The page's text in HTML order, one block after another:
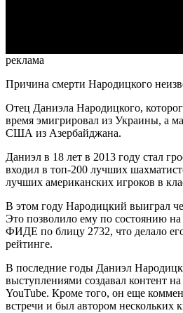
реклама
Причина смерти Народицкого
Отец Даниэла Народицкого,
время эмигрировал из Украины, а
США из Азербайджана.
Даниэл в 18 лет в 2013 году стал
входил в топ-200 лучших
лучших американских игроков в
В этом году Народицкий выиграл
Это позволило ему по состоянию на
ФИДЕ по блицу 2732, что делало
рейтинге.
В последние годы Даниэл
выступлениями создавал контент
YouTube. Кроме того, он еще
встречи и был автором нескольких